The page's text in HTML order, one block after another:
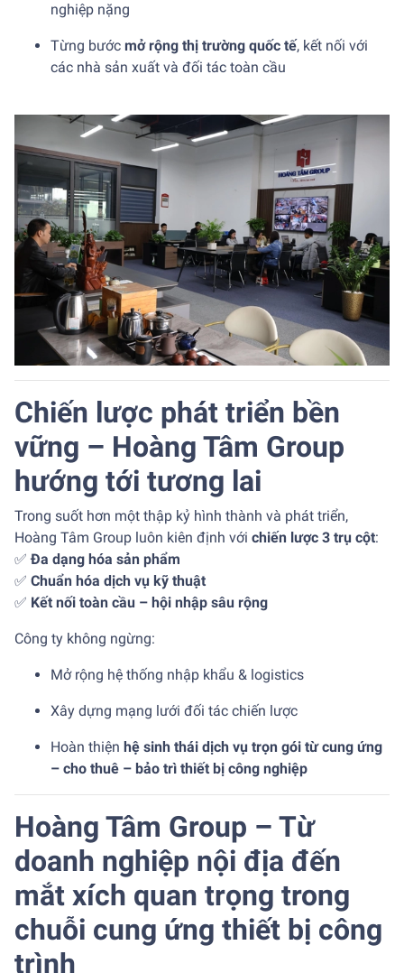
nghiệp nặng
Từng bước mở rộng thị trường quốc tế, kết nối với
các nhà sản xuất và đối tác toàn cầu
Chiến lược phát triển bền
vững – Hoàng Tâm Group
hướng tới tương lai
Trong suốt hơn một thập kỷ hình thành và phát triển,
Hoàng Tâm Group luôn kiên định với chiến lược 3 trụ cột:
✅Đa dạng hóa sản phẩm
✅ Chuẩn hóa dịch vụ kỹ thuật
✅ Kết nối toàn cầu – hội nhập sâu rộng
Công ty không ngừng:
Mở rộng hệ thống nhập khẩu & logistics
Xây dựng mạng lưới đối tác chiến lược
Hoàn thiện hệ sinh thái dịch vụ trọn gói từ cung ứng
– cho thuê – bảo trì thiết bị công nghiệp
Hoàng Tâm Group – Từ
doanh nghiệp nội địa đến
mắt xích quan trọng trong
chuỗi cung ứng thiết bị công
trình